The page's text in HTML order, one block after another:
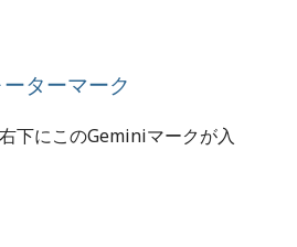
ターマーク
下にこのGeminiマークが入